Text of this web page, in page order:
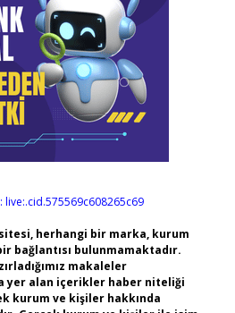
live:.cid.575569c608265c69
herhangi bir marka, kurum
bağlantısı bulunmamaktadır.
makaleler
yer alan içerikler haber niteliği
kurum ve kişiler hakkında